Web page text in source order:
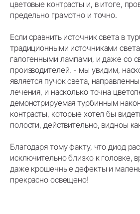
цветовые контрасты и, в итоге,
предельно грамотно и точно.
Если сравнить источник света в
традиционными источниками
галогенными лампами, и даже со
производителей, - мы увидим,
является пучок света,
лечения, и насколько точна
демонстрируемая турбинным
контрасты, которые хотел бы
полости, действительно, видноы
Благодаря тому факту, что диод
исключительно близко к головке,
даже крошечные дефекты и
прекрасно освещено!